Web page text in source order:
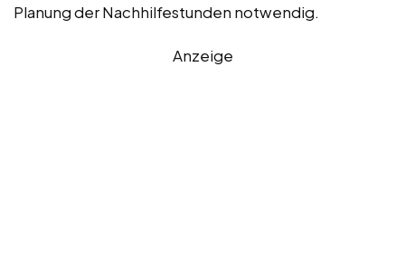
Planung der Nachhilfestunden notwendig.
Anzeige